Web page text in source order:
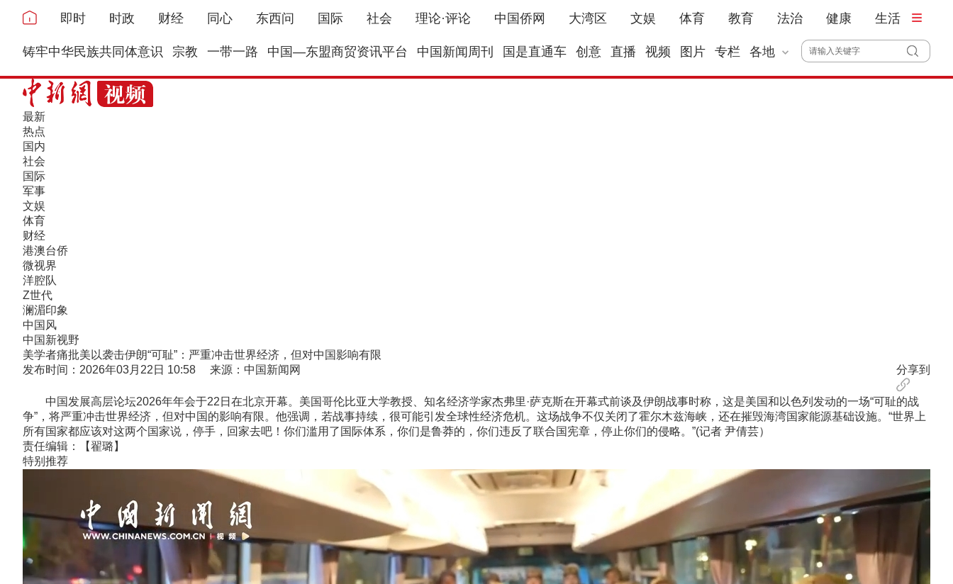
即时 时政 财经 同心 东西问 国际 社会 理论·评论 中国侨网 大湾区 文娱 体育 教育 法治 健康 生活
铸牢中华民族共同体意识 宗教 一带一路 中国—东盟商贸资讯平台 中国新闻周刊 国是直通车 创意 直播 视频 图片 专栏 各地
最新
热点
国内
社会
国际
军事
文娱
体育
财经
港澳台侨
微视界
洋腔队
Z世代
澜湄印象
中国风
中国新视野
美学者痛批美以袭击伊朗“可耻”：严重冲击世界经济，但对中国影响有限
发布时间：2026年03月22日 10:58 来源：中国新闻网
分享到
中国发展高层论坛2026年年会于22日在北京开幕。美国哥伦比亚大学教授、知名经济学家杰弗里·萨克斯在开幕式前谈及伊朗战事时称，这是美国和以色列发动的一场“可耻的战
争”，将严重冲击世界经济，但对中国的影响有限。他强调，若战事持续，很可能引发全球性经济危机。这场战争不仅关闭了霍尔木兹海峡，还在摧毁海湾国家能源基础设施。“世界上
所有国家都应该对这两个国家说，停手，回家去吧！你们滥用了国际体系，你们是鲁莽的，你们违反了联合国宪章，停止你们的侵略。”(记者 尹倩芸）
责任编辑：【翟璐】
特别推荐